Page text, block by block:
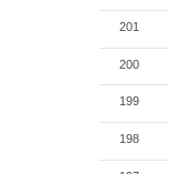
201
200
199
198